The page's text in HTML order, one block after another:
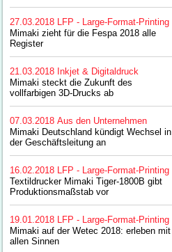
27.03.2018
LFP - Large-Format-Printing
Mimaki zieht für die Fespa 2018 alle
Register
21.03.2018 Inkjet & Digitaldruck
Mimaki steckt die Zukunft des
vollfarbigen 3D-Drucks ab
07.03.2018 Aus den Unternehmen
Mimaki Deutschland kündigt Wechsel in
der Geschäftsleitung an
16.02.2018
LFP - Large-Format-Printing
Textildrucker Mimaki Tiger-1800B gibt
Produktionsmaßstab vor
19.01.2018
LFP - Large-Format-Printing
Mimaki auf der Wetec 2018: erleben mit
allen Sinnen